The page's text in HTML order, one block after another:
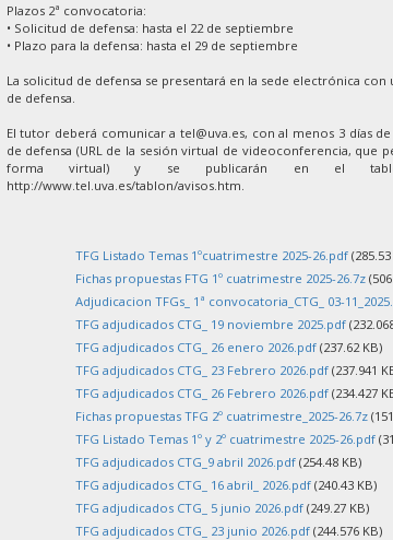
Plazos 2ª convocatoria:
• Solicitud de defensa: hasta el 22 de septiembre
• Plazo para la defensa: hasta el 29 de septiembre
La solicitud de defensa se presentará en la sede electrónica con
de defensa.
El tutor deberá comunicar a tel@uva.es, con al menos 3 días
de defensa (URL de la sesión virtual de videoconferencia, que
forma virtual) y se publicarán en el
http://www.tel.uva.es/tablon/avisos.htm.
TFG Listado Temas 1ºcuatrimestre 2025-26.pdf(285.53
Fichas propuestas FTG 1º cuatrimestre 2025-26.7z
Adjudicacion TFGs_ 1ª convocatoria_CTG_ 03-
TFG adjudicados CTG_ 19 noviembre 2025.pdf
TFG adjudicados CTG_ 26 enero 2026.pdf(237.62 KB)
TFG adjudicados CTG_ 23 Febrero 2026.pdf(237.941
TFG adjudicados CTG_ 26 Febrero 2026.pdf(234.427
Fichas propuestas TFG 2º cuatrimestre_2025-26.7z
TFG Listado Temas 1º y 2º cuatrimestre 2025-26.pdf
TFG adjudicados CTG_9 abril 2026.pdf(254.48 KB)
TFG adjudicados CTG_ 16 abril_ 2026.pdf(240.43 KB)
TFG adjudicados CTG_ 5 junio 2026.pdf(249.27 KB)
TFG adjudicados CTG_ 23 junio 2026.pdf(244.576 KB)